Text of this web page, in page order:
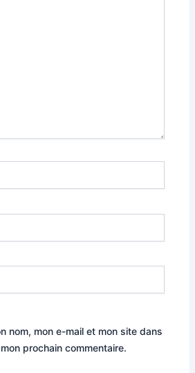
nom, mon e-mail et mon site dans
prochain commentaire.